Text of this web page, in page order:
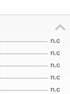
n.c
n.c
n.c
n.c
n.c